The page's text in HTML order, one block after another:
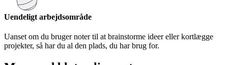
Uendeligt arbejdsområde
Uanset om du bruger noter til at brainstorme ideer eller kortlægge
projekter, så har du al den plads, du har brug for.